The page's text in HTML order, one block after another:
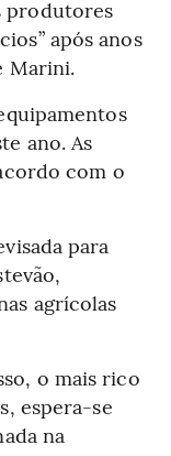
produtores
após anos
Marini.
ano. As
com o
para
agrícolas
o mais rico
espera-se
na